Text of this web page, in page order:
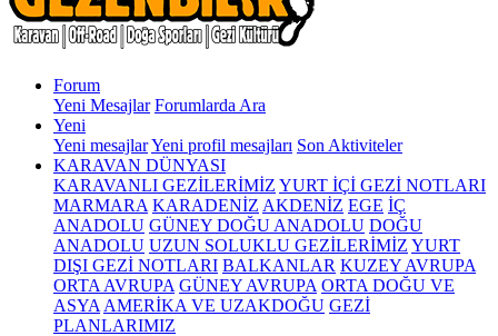
Forum
Yeni Mesajlar Forumlarda Ara
Yeni
Yeni mesajlarYeni profil mesajları Son Aktiviteler
KARAVAN DÜNYASI
KARAVANLI GEZİLERİMİZ YURT İÇİ GEZİ NOTLARI
MARMARA KARADENİZ AKDENİZ EGE İÇ
ANADOLU GÜNEY DOĞU ANADOLU DOĞU
ANADOLU UZUN SOLUKLU GEZİLERİMİZ YURT
DIŞI GEZİ NOTLARI BALKANLAR KUZEY AVRUPA
ORTA AVRUPA GÜNEY AVRUPA ORTA DOĞU VE
ASYA AMERİKA VE UZAKDOĞU GEZİ
PLANLARIMIZ